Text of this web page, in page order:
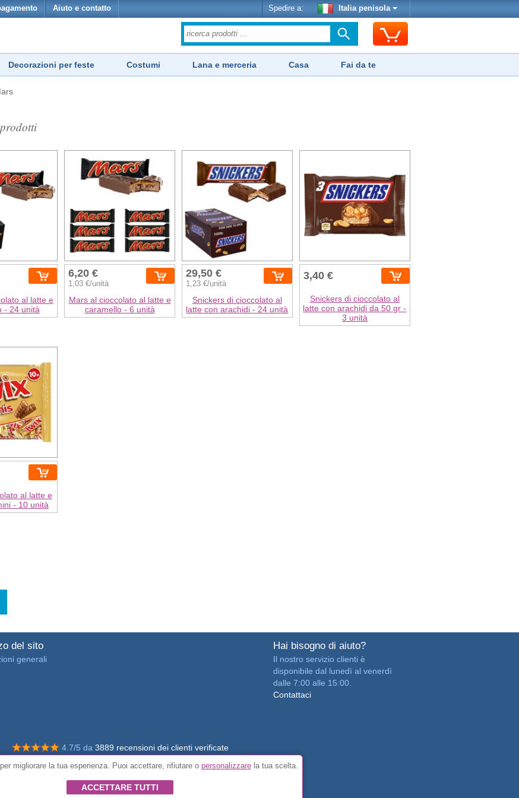
Aiuto e contatto Spedire a: Italia penisola
Decorazioni per feste Costumi Lana e merceria Casa Fai da te
prodotti
al latte e
- 24 unità
6,20 €
1,03 €/unità
Mars al cioccolato al latte e
caramello - 6 unità
29,50 €
1,23 €/unità
Snickers di cioccolato al
latte con arachidi - 24 unità
3,40 €
Snickers di cioccolato al
latte con arachidi da 50 gr -
3 unità
al latte e
- 10 unità
del sito
generali
Hai bisogno di aiuto?
Il nostro servizio clienti è
disponibile dal lunedì al venerdì
dalle 7:00 alle 15:00.
Contattaci
4.7/5 da 3889 recensioni dei clienti verificate
© Tutti i diritti riservati FunToCome
migliorare la tua esperienza. Puoi accettare, rifiutare o personalizzarela tua scelta.
ACCETTARE TUTTI